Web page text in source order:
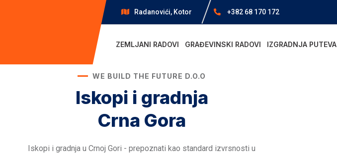
Radanovići, Kotor +382 68 170 172
ZEMLJANI RADOVI GRAĐEVINSKI RADOVI IZGRADNJA PUTEVA
WE BUILD THE FUTURE D.O.O
Iskopi i gradnja
Crna Gora
Iskopi i gradnja u Crnoj Gori - prepoznati kao standard izvrsnosti u